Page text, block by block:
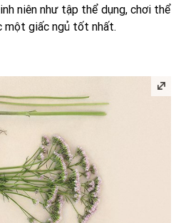
niên như tập thể dụng, chơi thể
một giấc ngủ tốt nhất.